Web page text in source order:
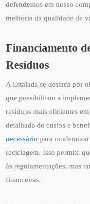
defendemos em nosso
melhoria da qualidade de
Financiamento
Resíduos
A Estaiada se destaca por
que possibilitam a
resíduos mais eficientes
detalhada de custos e
necessário para
reciclagem. Isso permite
às regulamentações, mas
financeiras.